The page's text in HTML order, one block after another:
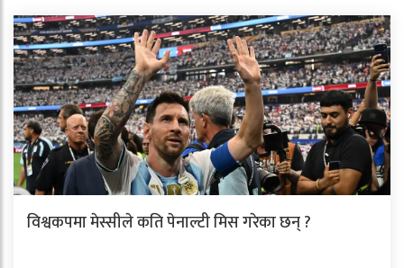
विश्वकपमा मेस्सीले कति पेनाल्टी मिस गरेका छन् ?